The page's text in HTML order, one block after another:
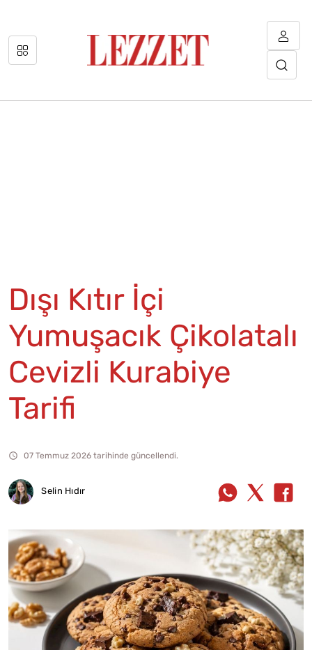
Dışı Kıtır İçi
Yumuşacık Çikolatalı
Cevizli Kurabiye
Tarifi
07 Temmuz 2026 tarihinde güncellendi.
Selin Hıdır